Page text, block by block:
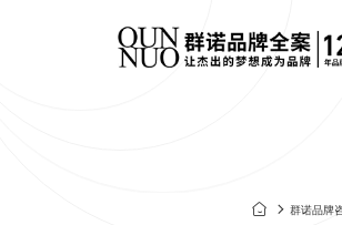
化
外贸出海网站建设
群诺品牌